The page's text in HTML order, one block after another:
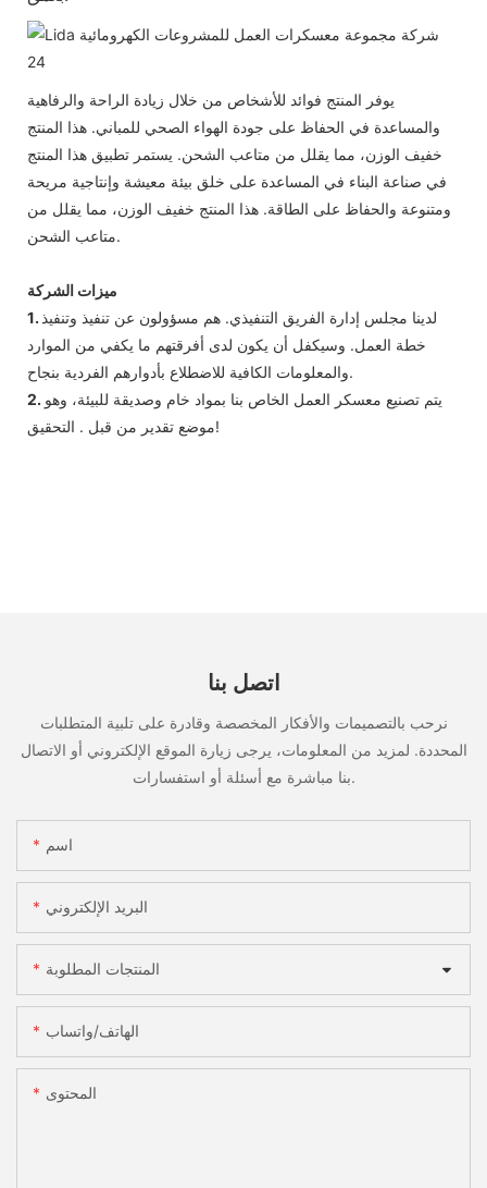
يوفر المنتج فوائد للأشخاص من خلال زيادة الراحة والرفاهية
والمساعدة في الحفاظ على جودة الهواء الصحي للمباني. هذا المنتج
خفيف الوزن، مما يقلل من متاعب الشحن. يستمر تطبيق هذا المنتج
في صناعة البناء في المساعدة على خلق بيئة معيشة وإنتاجية مريحة
ومتنوعة والحفاظ على الطاقة. هذا المنتج خفيف الوزن، مما يقلل من
متاعب الشحن.
ميزات الشركة
1. لدينا مجلس إدارة الفريق التنفيذي. هم مسؤولون عن تنفيذ وتنفيذ
خطة العمل. وسيكفل أن يكون لدى أفرقتهم ما يكفي من الموارد
والمعلومات الكافية للاضطلاع بأدوارهم الفردية بنجاح.
2. يتم تصنيع معسكر العمل الخاص بنا بمواد خام وصديقة للبيئة، وهو
موضع تقدير من قبل . التحقيق!
اتصل بنا
نرحب بالتصميمات والأفكار المخصصة وقادرة على تلبية المتطلبات
المحددة. لمزيد من المعلومات، يرجى زيارة الموقع الإلكتروني أو الاتصال
بنا مباشرة مع أسئلة أو استفسارات.
اسم
البريد الإلكتروني
المنتجات المطلوبة
الهاتف/واتساب
المحتوى